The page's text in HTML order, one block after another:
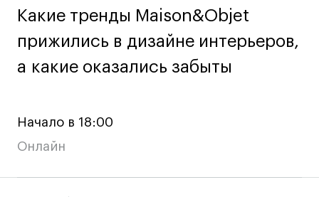
Конкурсы
Участие в выставках
Участие в выставках
Какие тренды Maison&Objet
прижились в дизайне интерьеров,
а какие оказались забыты
Какие тренды Maison&Objet
прижились в дизайне интерьеров,
а какие оказались забыты
Начало в 18:00
Онлайн